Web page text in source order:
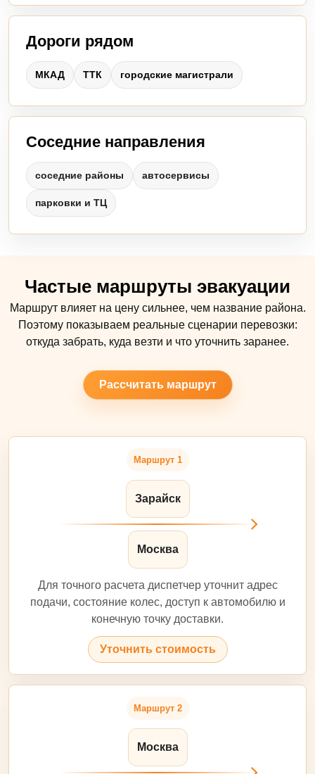
Дороги рядом
МКАД ТТК городские магистрали
Соседние направления
соседние районы автосервисы
парковки и ТЦ
Частые маршруты эвакуации
Маршрут влияет на цену сильнее, чем название района.
Поэтому показываем реальные сценарии перевозки:
откуда забрать, куда везти и что уточнить заранее.
Рассчитать маршрут
Маршрут 1
Зарайск
Москва
Для точного расчета диспетчер уточнит адрес
подачи, состояние колес, доступ к автомобилю и
конечную точку доставки.
Уточнить стоимость
Маршрут 2
Москва